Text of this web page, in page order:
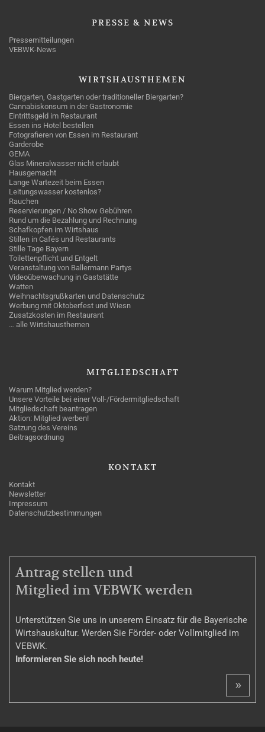
PRESSE & NEWS
Pressemitteilungen
VEBWK-News
WIRTSHAUSTHEMEN
Biergarten, Gastgarten oder traditioneller Biergarten?
Cannabiskonsum in der Gastronomie
Eintrittsgeld im Restaurant
Essen ins Hotel bestellen
Fotografieren von Essen im Restaurant
Garderobe
GEMA
Glas Mineralwasser nicht erlaubt
Hausgemacht
Lange Wartezeit beim Essen
Leitungswasser kostenlos?
Rauchen
Reservierungen / No Show Gebühren
Rund um die Bezahlung und Rechnung
Schafkopfen im Wirtshaus
Stillen in Cafés und Restaurants
Stille Tage Bayern
Toilettenpflicht und Entgelt
Veranstaltung von Ballermann Partys
Videoüberwachung in Gaststätte
Watten
Weihnachtsgrußkarten und Datenschutz
Werbung mit Oktoberfest und Wiesn
Zusatzkosten im Restaurant
… alle Wirtshausthemen
MITGLIEDSCHAFT
Warum Mitglied werden?
Unsere Vorteile bei einer Voll-/Fördermitgliedschaft
Mitgliedschaft beantragen
Aktion: Mitglied werben!
Satzung des Vereins
Beitragsordnung
KONTAKT
Kontakt
Newsletter
Impressum
Datenschutzbestimmungen
MITGLIEDSCHAFT
Antrag stellen und
Mitglied im VEBWK werden
Unterstützen Sie uns in unserem Einsatz für die Bayerische
Wirtshauskultur. Werden Sie Förder- oder Vollmitglied im
VEBWK.
Informieren Sie sich noch heute!
»